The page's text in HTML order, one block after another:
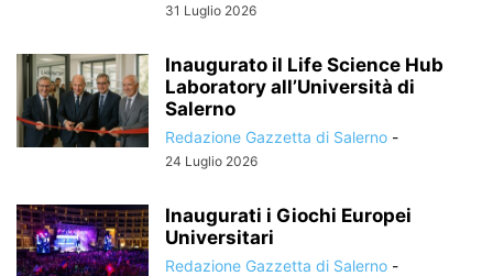
31 Luglio 2026
Inaugurato il Life Science Hub
Laboratory all’Università di
Salerno
Redazione Gazzetta di Salerno -
24 Luglio 2026
Inaugurati i Giochi Europei
Universitari
Redazione Gazzetta di Salerno -